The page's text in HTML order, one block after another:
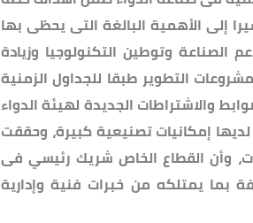
إلى الأهمية البالغة التى يحظى بها
الصناعة وتوطين التكنولوجيا وزيادة
التطوير طبقا للجداول الزمنية
والاشتراطات الجديدة لهيئة الدواء
إمكانيات تصنيعية كبيرة، وحققت
وأن القطاع الخاص شريك رئيسي فى
بما يمتلكه من خبرات فنية وإدارية